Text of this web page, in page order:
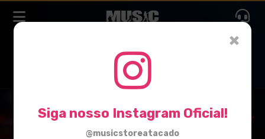
×
Siga nosso Instagram Oficial!
@musicstoreatacado